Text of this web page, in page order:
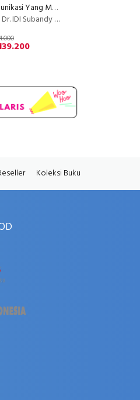
Komunikasi Yang Mengubah Dunia
Ibrahim, M.Si. & Dr. Yosal Iriantara
Koleksi Buku